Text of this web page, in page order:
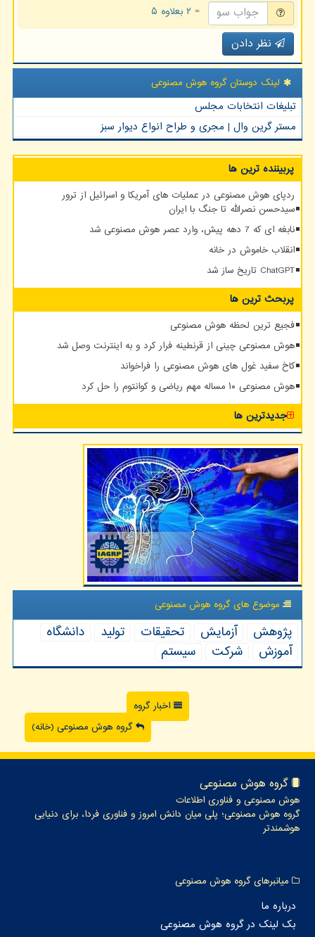
= ۲ بعلاوه ۵
نظر دادن
لینک دوستان گروه هوش مصنوعی
تبلیغات انتخابات مجلس
مستر گرین وال | مجری و طراح انواع دیوار سبز
پربیننده ترین ها
ردپای هوش مصنوعی در عملیات های آمریکا و اسرائیل از ترور
سیدحسن نصرالله تا جنگ با ایران
نابغه ای که 7 دهه پیش، وارد عصر هوش مصنوعی شد
انقلاب خاموش در خانه
ChatGPT تاریخ ساز شد
پربحث ترین ها
فجیع ترین لحظه هوش مصنوعی
هوش مصنوعی چینی از قرنطینه فرار کرد و به اینترنت وصل شد
کاخ سفید غول های هوش مصنوعی را فراخواند
هوش مصنوعی ۱۰ مساله مهم ریاضی و کوانتوم را حل کرد
جدیدترین ها
موضوع های گروه هوش مصنوعی
پژوهش آزمایش تحقیقات تولید
دانشگاه
آموزش
شركت سیستم
اخبار گروه
گروه هوش مصنوعی (خانه)
گروه هوش مصنوعی
هوش مصنوعی و فناوری اطلاعات
گروه هوش مصنوعی؛ پلی میان دانش امروز و فناوری فردا، برای دنیایی
هوشمندتر
میانبرهای گروه هوش مصنوعی
درباره ما
بک لینک در گروه هوش مصنوعی